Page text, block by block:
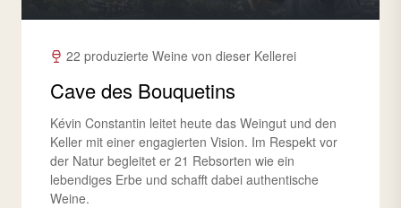
22 produzierte Weine von dieser Kellerei
Cave des Bouquetins
Kévin Constantin leitet heute das Weingut und den
Keller mit einer engagierten Vision. Im Respekt vor
der Natur begleitet er 21 Rebsorten wie ein
lebendiges Erbe und schafft dabei authentische
Weine.